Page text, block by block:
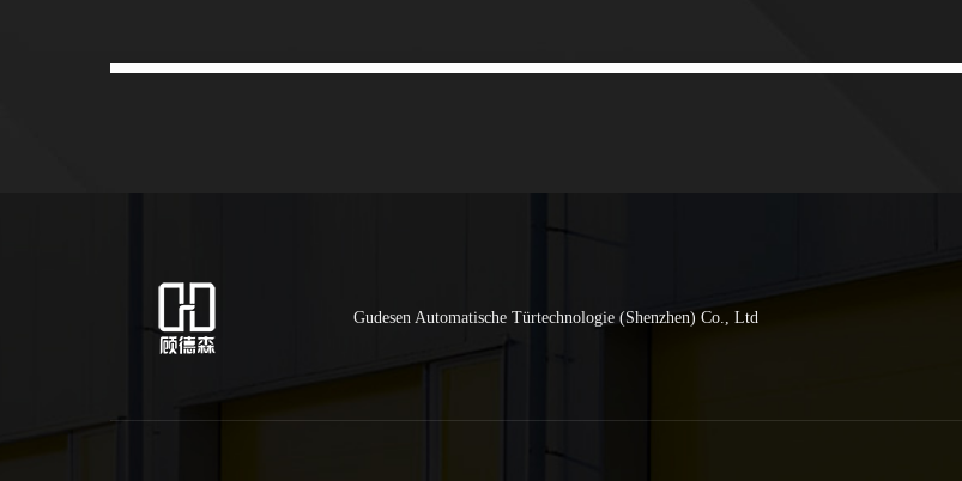
Gudesen Automatische Türtechnologie (Shenzhen) Co., Ltd